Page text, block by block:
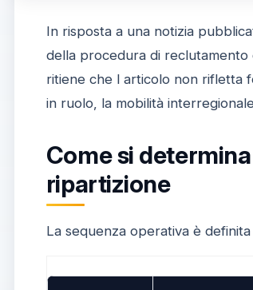
In risposta a una notizia
della procedura di reclutamento
ritiene che l articolo non rifletta
in ruolo, la mobilità
Come si
ripartizione
La sequenza operativa è